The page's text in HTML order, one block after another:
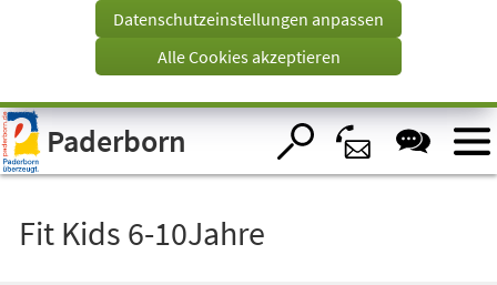
Visuelle
Assistenzsoftware
öffnen.
Tab)
Datenschutzeinstellungen anpassen
Alle Cookies akzeptieren
Paderborn
Fit Kids 6-10Jahre